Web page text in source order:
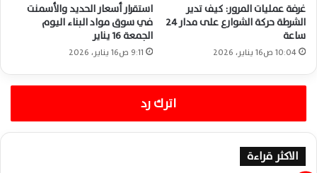
غرفة عمليات المرور: كيف تدير
الشرطة حركة الشوارع على مدار 24
ساعة
10:04 ص16 يناير، 2026
استقرار أسعار الحديد والأسمنت
في سوق مواد البناء اليوم
الجمعة 16 يناير
9:11 ص16 يناير، 2026
اترك رد
الاكثر قراءة